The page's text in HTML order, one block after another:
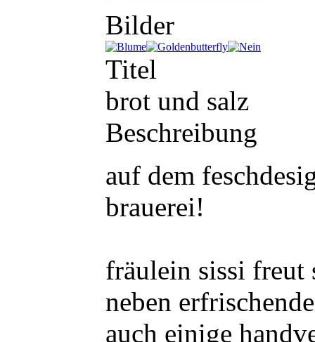
Bilder
Titel
brot und salz
Beschreibung
auf dem
brauerei!
fräulein sissi freut
neben
auch einige